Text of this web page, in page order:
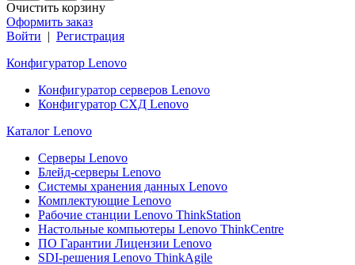
Очистить корзину
Оформить заказ
Войти | Регистрация
Конфигуратор Lenovo
Конфигуратор серверов Lenovo
Конфигуратор СХД Lenovo
Каталог Lenovo
Серверы Lenovo
Блейд-серверы Lenovo
Системы хранения данных Lenovo
Комплектующие Lenovo
Рабочие станции Lenovo ThinkStation
Настольные компьютеры Lenovo ThinkCentre
ПО Гарантии Лицензии Lenovo
SDI-решения Lenovo ThinkAgile